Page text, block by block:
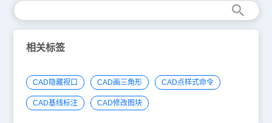
相关标签
CAD隐藏视口 CAD画三角形 CAD点样式命令
CAD基线标注 CAD修改图块